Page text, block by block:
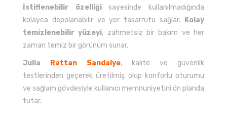
İstiflenebilir özelliğisayesinde kullanılmadığında
kolayca depolanabilir ve yer tasarrufu sağlar.
Kolay
temizlenebilir yüzeyi, zahmetsiz bir bakım ve her
zaman temiz bir görünüm sunar.
Julia Rattan Sandalye, kalite ve güvenlik
testlerinden geçerek üretilmiş olup konforlu oturumu
ve sağlam gövdesiyle kullanıcı memnuniyetini ön planda
tutar.